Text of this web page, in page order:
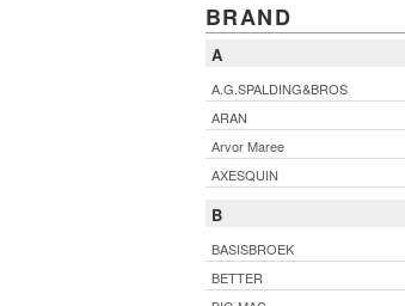
BRAND
A
A.G.SPALDING&BROS
ARAN
Arvor Maree
AXESQUIN
B
BASISBROEK
BETTER